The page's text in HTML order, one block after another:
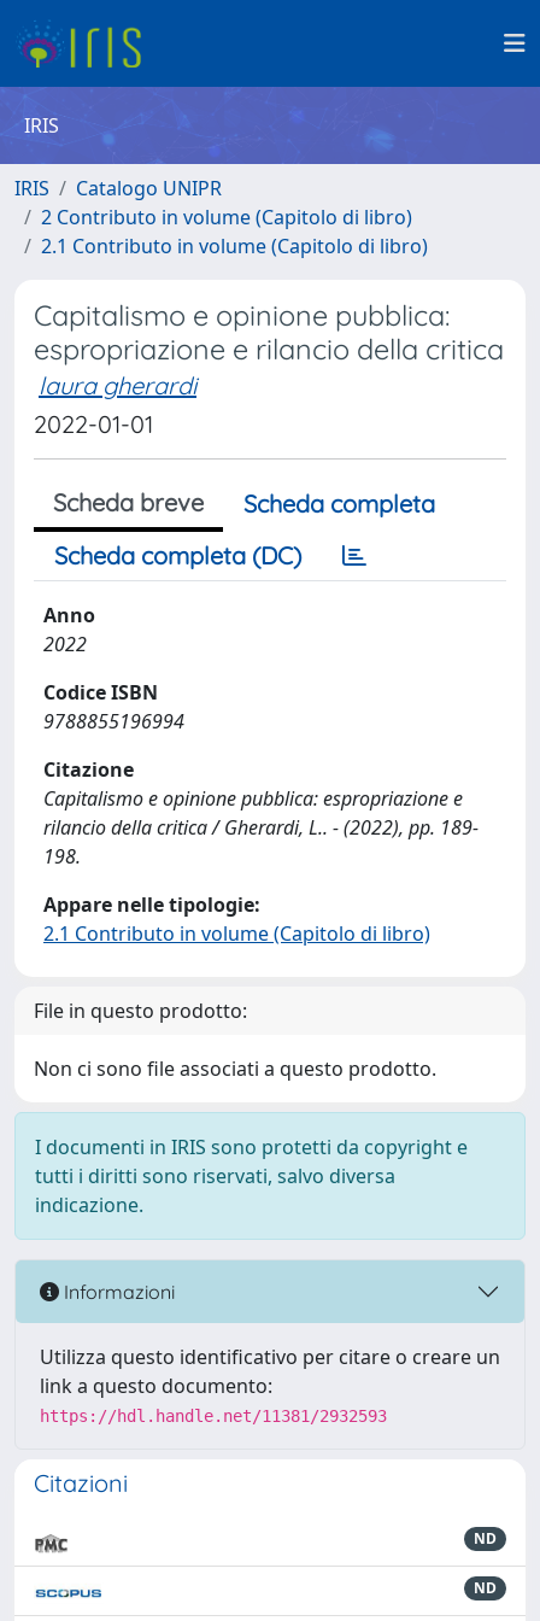
IRIS
IRIS
Catalogo UNIPR
2 Contributo in volume (Capitolo di libro)
2.1 Contributo in volume (Capitolo di libro)
Capitalismo e opinione pubblica:
espropriazione e rilancio della critica
laura gherardi
2022-01-01
Scheda breve
Scheda completa
Scheda completa (DC)
Anno
2022
Codice ISBN
9788855196994
Citazione
Capitalismo e opinione pubblica: espropriazione e
rilancio della critica / Gherardi, L.. - (2022), pp. 189-
198.
Appare nelle tipologie:
2.1 Contributo in volume (Capitolo di libro)
File in questo prodotto:
Non ci sono file associati a questo prodotto.
I documenti in IRIS sono protetti da copyright e
tutti i diritti sono riservati, salvo diversa
indicazione.
Informazioni
Utilizza questo identificativo per citare o creare un
link a questo documento:
https://hdl.handle.net/11381/2932593
Citazioni
ND
ND